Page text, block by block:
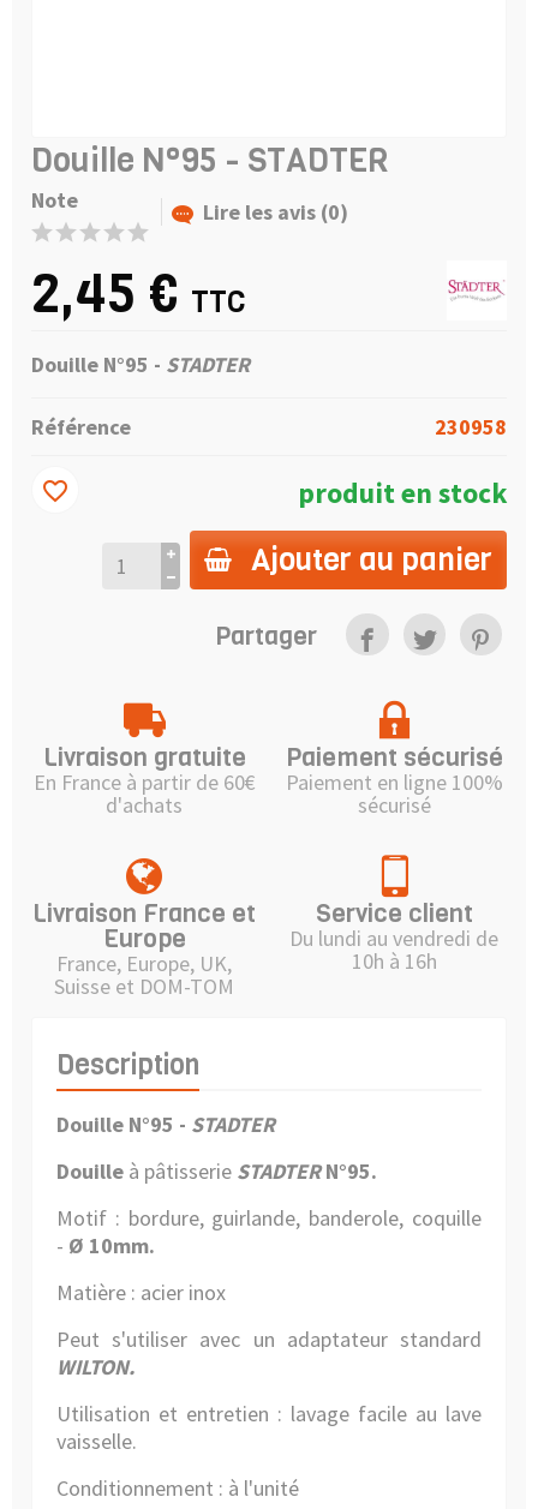
Douille N°95 - STADTER
Note Lire les avis (0)
2,45 € TTC
Douille N°95 - STADTER
Référence 230958
produit en stock
Ajouter au panier
favorite_border
Partager
Livraison gratuite
En France à partir de 60€
d'achats
Paiement sécurisé
Paiement en ligne 100%
sécurisé
Livraison France et
Europe
France, Europe, UK,
Suisse et DOM-TOM
Service client
Du lundi au vendredi de
10h à 16h
Description
Douille N°95 - STADTER
Douille à pâtisserie STADTERN°95.
Motif : bordure, guirlande, banderole, coquille
- Ø 10mm.
Matière : acier inox
Peut s'utiliser avec un adaptateur standard
WILTON.
Utilisation et entretien : lavage facile au lave
vaisselle.
Conditionnement : à l'unité